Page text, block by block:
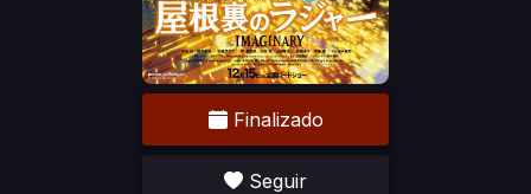
Finalizado
Seguir